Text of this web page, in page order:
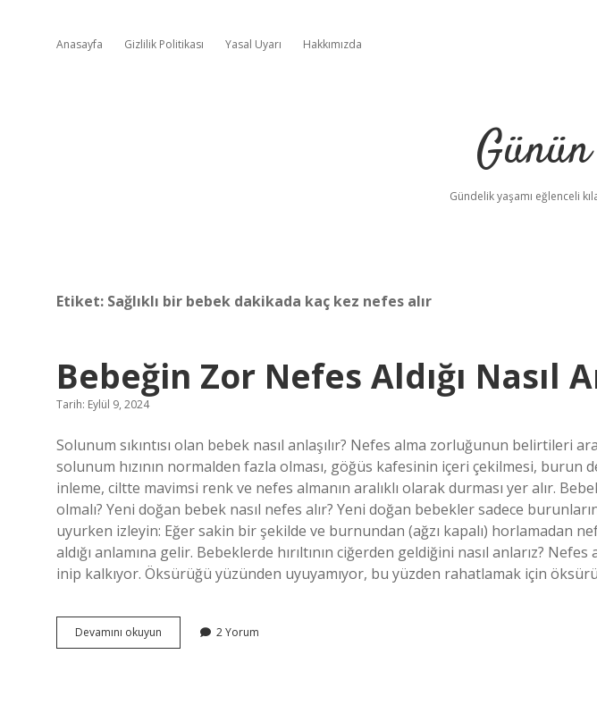
Anasayfa Gizlilik Politikası Yasal Uyarı Hakkımızda
Gündelik yaşamı eğlenceli
Etiket: Sağlıklı bir bebek dakikada kaç kez nefes alır
Bebeğin Zor Nefes Aldığı Nasıl
Tarih: Eylül 9, 2024
Solunum sıkıntısı olan bebek nasıl anlaşılır? Nefes alma zorluğunun belirtileri
solunum hızının normalden fazla olması, göğüs kafesinin içeri çekilmesi, burun
inleme, ciltte mavimsi renk ve nefes almanın aralıklı olarak durması yer alır.
olmalı? Yeni doğan bebek nasıl nefes alır? Yeni doğan bebekler sadece
uyurken izleyin: Eğer sakin bir şekilde ve burnundan (ağzı kapalı) horlamadan
aldığı anlamına gelir. Bebeklerde hırıltının ciğerden geldiğini nasıl anlarız?
inip kalkıyor. Öksürüğü yüzünden uyuyamıyor, bu yüzden rahatlamak için
Devamını okuyun Bebeğin
Zor
2 Yorum